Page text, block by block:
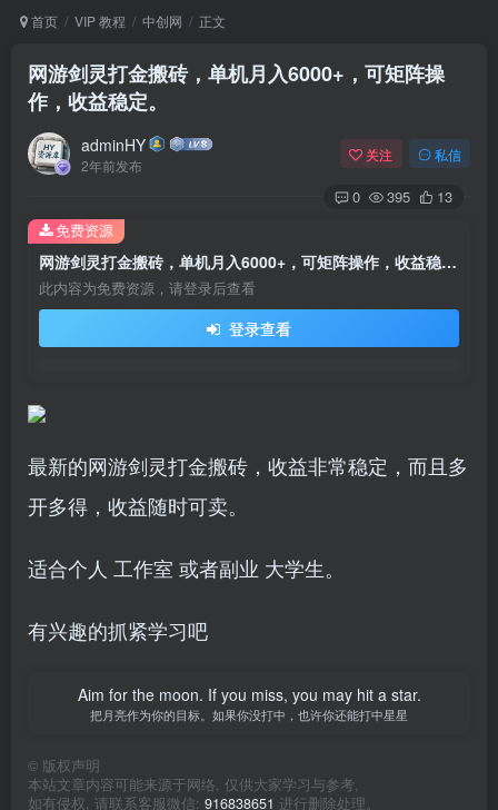
首页 VIP 教程 中创网 正文
网游剑灵打金搬砖，单机月入6000+，可矩阵操
作，收益稳定。
adminHY
2年前发布
关注 私信
0 395 13
网游剑灵打金搬砖，单机月入6000+，可矩阵操作，收益稳定。
此内容为免费资源，请登录后查看
登录查看
免费资源
最新的网游剑灵打金搬砖，收益非常稳定，而且多
开多得，收益随时可卖。
适合个人 工作室 或者副业 大学生。
有兴趣的抓紧学习吧
Aim for the moon. If you miss, you may hit a star.
把月亮作为你的目标。如果你没打中，也许你还能打中星星
© 版权声明
本站文章内容可能来源于网络, 仅供大家学习与参考,
如有侵权, 请联系客服微信: 916838651 进行删除处理。